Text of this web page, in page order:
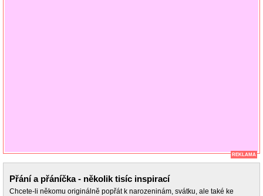
REKLAMA
Přání a přáníčka - několik tisíc inspirací
Chcete-li někomu originálně popřát k narozeninám, svátku, ale také ke